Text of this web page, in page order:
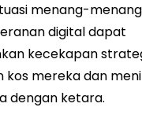
menang-
digital dapat
kecekapan
kos mereka dan
dengan ketara.